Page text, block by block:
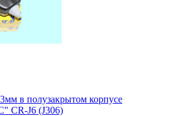
в полузакрытом корпусе
CR-J6 (J306)